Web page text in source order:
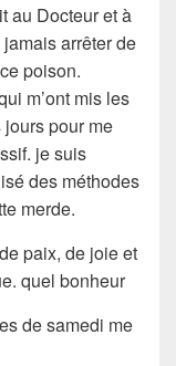
au Docteur et à
arrêter de
poison.
m’ont mis les
pour me
je suis
des méthodes
merde.
paix, de joie et
quel bonheur
de samedi me